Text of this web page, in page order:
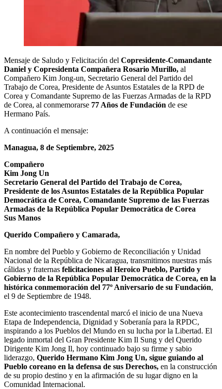
Mensaje de Saludo y Felicitación del Copresidente-Comandante
Daniel y Copresidenta Compañera Rosario Murillo, al
Compañero Kim Jong-un, Secretario General del Partido del
Trabajo de Corea, Presidente de Asuntos Estatales de la RPD de
Corea y Comandante Supremo de las Fuerzas Armadas de la RPD
de Corea, al conmemorarse 77 Años de Fundación de ese
Hermano País.
A continuación el mensaje:
Managua, 8 de Septiembre, 2025
Compañero
Kim Jong Un
Secretario General del Partido del Trabajo de Corea,
Presidente de los Asuntos Estatales de la República Popular
Democrática de Corea, Comandante Supremo de las Fuerzas
Armadas de la República Popular Democrática de Corea
Sus Manos
Querido Compañero y Camarada,
En nombre del Pueblo y Gobierno de Reconciliación y Unidad
Nacional de la República de Nicaragua, transmitimos nuestras más
cálidas y fraternas felicitaciones al Heroico Pueblo, Partido y
Gobierno de la República Popular Democrática de Corea, en la
histórica conmemoración del 77º Aniversario de su Fundación,
el 9 de Septiembre de 1948.
Este acontecimiento trascendental marcó el inicio de una Nueva
Etapa de Independencia, Dignidad y Soberanía para la RPDC,
inspirando a los Pueblos del Mundo en su lucha por la Libertad. El
legado inmortal del Gran Presidente Kim Il Sung y del Querido
Dirigente Kim Jong Il, hoy continuado bajo su firme y sabio
liderazgo, Querido Hermano Kim Jong Un, sigue guiando al
Pueblo coreano en la defensa de sus Derechos, en la construcción
de su propio destino y en la afirmación de su lugar digno en la
Comunidad Internacional.